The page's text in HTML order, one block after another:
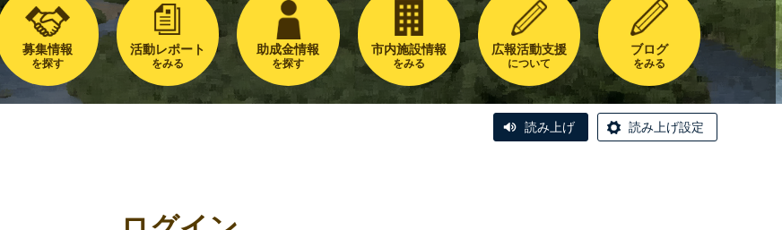
募集情報
を探す
活動レポート
をみる
助成金情報
を探す
市内施設情報
をみる
広報活動支援
について
ブログ
をみる
読み上げ 読み上げ設定